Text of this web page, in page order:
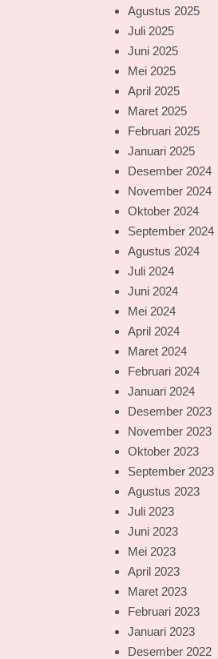
Agustus 2025
Juli 2025
Juni 2025
Mei 2025
April 2025
Maret 2025
Februari 2025
Januari 2025
Desember 2024
November 2024
Oktober 2024
September 2024
Agustus 2024
Juli 2024
Juni 2024
Mei 2024
April 2024
Maret 2024
Februari 2024
Januari 2024
Desember 2023
November 2023
Oktober 2023
September 2023
Agustus 2023
Juli 2023
Juni 2023
Mei 2023
April 2023
Maret 2023
Februari 2023
Januari 2023
Desember 2022